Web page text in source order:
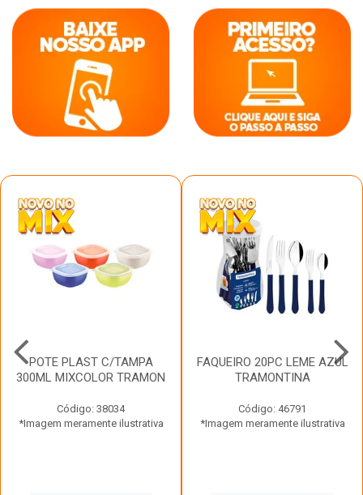
POTE PLAST C/TAMPA
300ML MIXCOLOR TRAMON
Código: 38034
*Imagem meramente ilustrativa
FAQUEIRO 20PC LEME AZUL
TRAMONTINA
Código: 46791
*Imagem meramente ilustrativa